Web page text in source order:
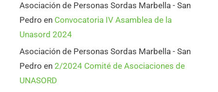
Asociación de Personas Sordas Marbella - San
Pedro en Convocatoria IV Asamblea de la
Unasord 2024
Asociación de Personas Sordas Marbella - San
Pedro en 2/2024 Comité de Asociaciones de
UNASORD